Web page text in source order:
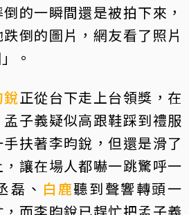
的一瞬間還是被拍下來，
倒的圖片，網友看了照片
。
銳正從台下走上台領獎，在
子義疑似高跟鞋踩到禮服
扶著李昀銳，但還是滑了
讓在場人都嚇一跳驚呼一
磊、 白鹿聽到聲響轉頭一
而李昀銳已趕忙把孟子義